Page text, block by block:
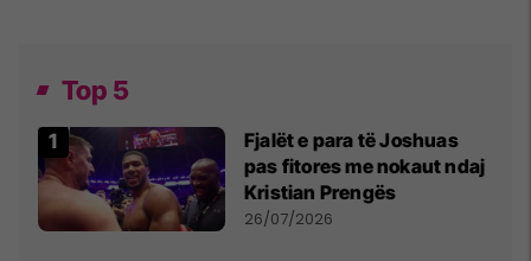
Top 5
Fjalët e para të Joshuas
pas fitores me nokaut ndaj
Kristian Prengës
26/07/2026